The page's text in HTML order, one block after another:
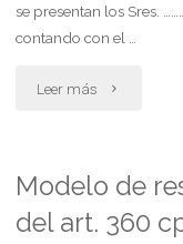
civil
considera
irrisorio
se presentan los Sres.
contando con el …
Leer más "Modelo
sentencia
2"
Modelo de
del art. 360